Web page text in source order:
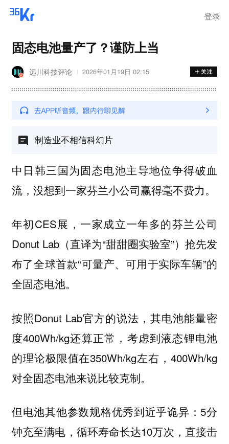
登录
固态电池量产了？谨防上当
远川科技评论 2026年01月19日 02:15
制造业不相信科幻片
中日韩三国为固态电池主导地位争得破血
流，没想到一家芬兰小公司赢得毫不费力。
年初CES展，一家成立一年多的芬兰公司
Donut Lab（直译为“甜甜圈实验室”）抢先发
布了全球首款“可量产、可用于实际车辆”的
全固态电池。
按照Donut Lab官方的说法，其电池能量密
度400Wh/kg还算正常，考虑到液态锂电池
的理论极限值在350Wh/kg左右，400Wh/kg
对全固态电池来说比较克制。
但电池其他参数规格优秀到近乎诡异：5分
钟充至满电，循环寿命长达10万次，直接击